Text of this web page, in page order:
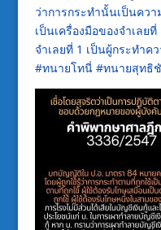
ว่าการกระทำนั้นเป็นควา
เป็นเครื่องมือของจำเลย
จำเลยที่ 1 เป็นผู้กระทำค
#ทนายโทนี่ #ทนายสุทธิ